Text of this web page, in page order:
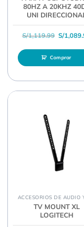
80HZ A 20KHZ
UNI
S/1,119.99 El
S/
Comprar
TV MOUNT XL
LOGITECH